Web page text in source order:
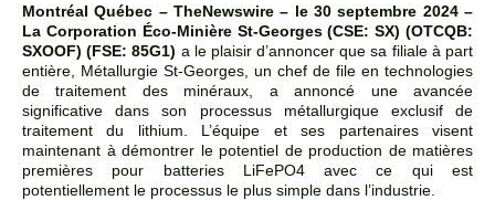
Montréal Québec – TheNewswire – le 30 septembre 2024 –
La Corporation Éco-Minière St-Georges(CSE: SX) (OTCQB:
SXOOF) (FSE: 85G1) a le plaisir d’annoncer que sa filiale à part
entière, Métallurgie St-Georges, un chef de file en technologies
de traitement des minéraux, a annoncé une avancée
significative dans son processus métallurgique exclusif de
traitement du lithium. L’équipe et ses partenaires visent
maintenant à démontrer le potentiel de production de matières
premières pour batteries LiFePO4 avec ce qui est
potentiellement le processus le plus simple dans l’industrie.